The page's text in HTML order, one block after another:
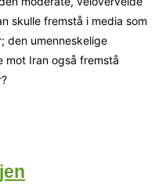
skulle fremstå i media som
den umenneskelige
mot Iran også fremstå